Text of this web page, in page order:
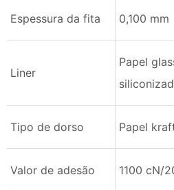
Espessura da fita 0,100 mm
Liner
Papel
Tipo de dorso Papel
Valor de adesão 1100 cN/